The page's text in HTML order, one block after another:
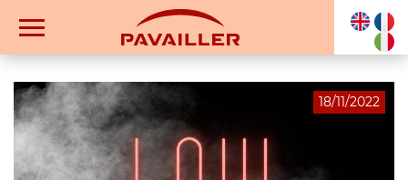
18/11/2022